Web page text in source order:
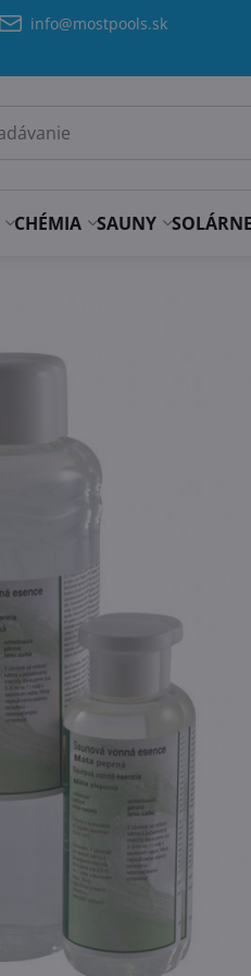
info@mostpools.sk
CHÉMIA SAUNY